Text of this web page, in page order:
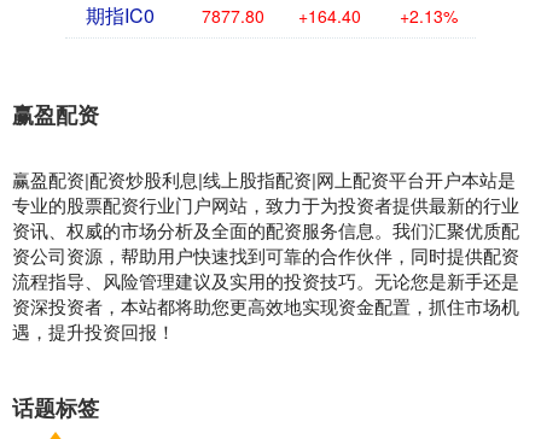
期指IC0 7877.80 +164.40 +2.13%
赢盈配资
赢盈配资|配资炒股利息|线上股指配资|网上配资平台开户本站是
专业的股票配资行业门户网站，致力于为投资者提供最新的行业
资讯、权威的市场分析及全面的配资服务信息。我们汇聚优质配
资公司资源，帮助用户快速找到可靠的合作伙伴，同时提供配资
流程指导、风险管理建议及实用的投资技巧。无论您是新手还是
资深投资者，本站都将助您更高效地实现资金配置，抓住市场机
遇，提升投资回报！
话题标签